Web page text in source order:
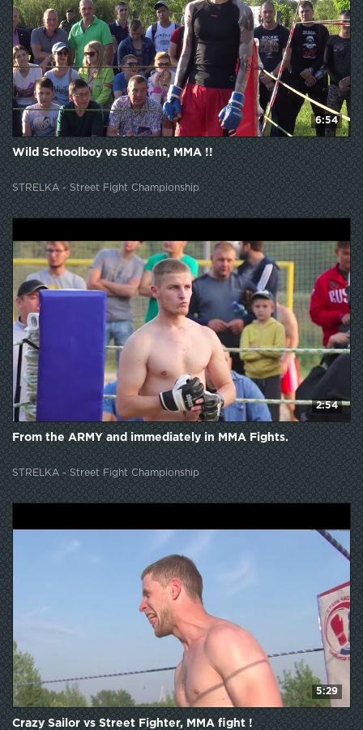
6:54
Wild Schoolboy vs Student, MMA !!
STRELKA - Street Fight Championship
2:54
From the ARMY and immediately in MMA Fights.
STRELKA - Street Fight Championship
5:29
Crazy Sailor vs Street Fighter, MMA fight !